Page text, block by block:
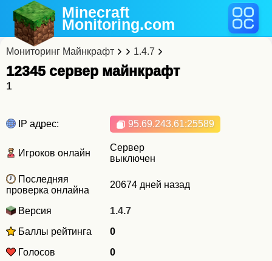
Minecraft
Monitoring.com
Мониторинг Майнкрафт 1.4.7
12345 cервер майнкрафт
1
IP адрес: 95.69.243.61:25589
Игроков онлайн
Сервер
выключен
Последняя
проверка онлайна
20674 дней назад
Версия
1.4.7
Баллы рейтинга
0
Голосов
0